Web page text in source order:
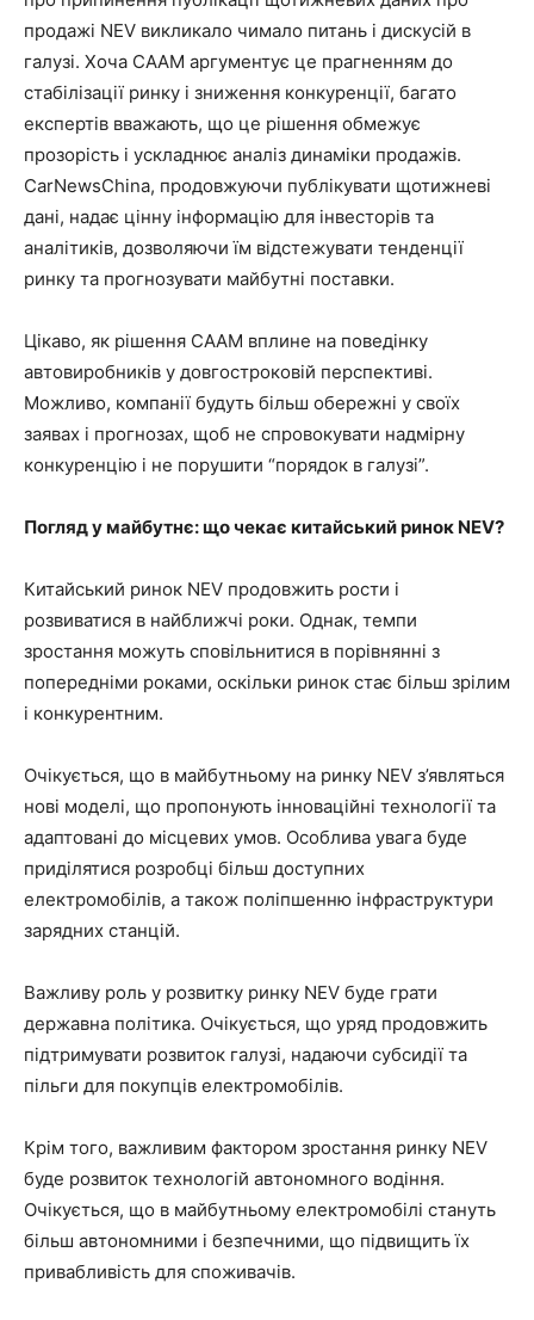
продажі NEV викликало чимало питань і дискусій в
галузі. Хоча CAAM аргументує це прагненням до
стабілізації ринку і зниження конкуренції, багато
експертів вважають, що це рішення обмежує
прозорість і ускладнює аналіз динаміки продажів.
CarNewsChina, продовжуючи публікувати щотижневі
дані, надає цінну інформацію для інвесторів та
аналітиків, дозволяючи їм відстежувати тенденції
ринку та прогнозувати майбутні поставки.
Цікаво, як рішення CAAM вплине на поведінку
автовиробників у довгостроковій перспективі.
Можливо, компанії будуть більш обережні у своїх
заявах і прогнозах, щоб не спровокувати надмірну
конкуренцію і не порушити “порядок в галузі”.
Погляд у майбутнє: що чекає китайський ринок NEV?
Китайський ринок NEV продовжить рости і
розвиватися в найближчі роки. Однак, темпи
зростання можуть сповільнитися в порівнянні з
попередніми роками, оскільки ринок стає більш зрілим
і конкурентним.
Очікується, що в майбутньому на ринку NEV з’являться
нові моделі, що пропонують інноваційні технології та
адаптовані до місцевих умов. Особлива увага буде
приділятися розробці більш доступних
електромобілів, а також поліпшенню інфраструктури
зарядних станцій.
Важливу роль у розвитку ринку NEV буде грати
державна політика. Очікується, що уряд продовжить
підтримувати розвиток галузі, надаючи субсидії та
пільги для покупців електромобілів.
Крім того, важливим фактором зростання ринку NEV
буде розвиток технологій автономного водіння.
Очікується, що в майбутньому електромобілі стануть
більш автономними і безпечними, що підвищить їх
привабливість для споживачів.